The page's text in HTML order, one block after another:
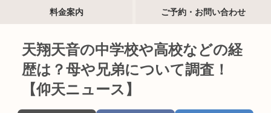
料金案内 ご予約・お問い合わせ
天翔天音の中学校や高校などの経
歴は？母や兄弟について調査！
【仰天ニュース】